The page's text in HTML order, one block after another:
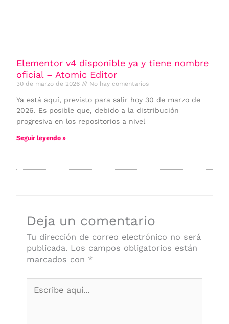
Elementor v4 disponible ya y tiene nombre
oficial – Atomic Editor
30 de marzo de 2026 No hay comentarios
Ya está aquí, previsto para salir hoy 30 de marzo de
2026. Es posible que, debido a la distribución
progresiva en los repositorios a nivel
Seguir leyendo »
Deja un comentario
Tu dirección de correo electrónico no será
publicada. Los campos obligatorios están
marcados con *
aquí...